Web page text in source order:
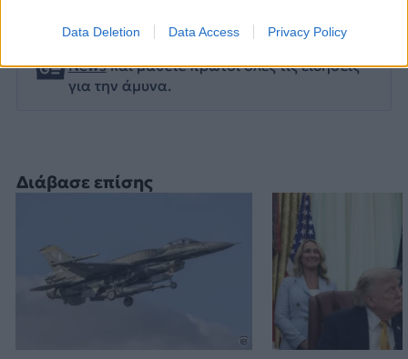
Data Deletion Data Access Privacy Policy
Διάβασε επίσης
Ακολουθήστε το onalert.gr στο
Google
Newsκαι μάθετε πρώτοι όλες τις ειδήσεις
για την άμυνα.